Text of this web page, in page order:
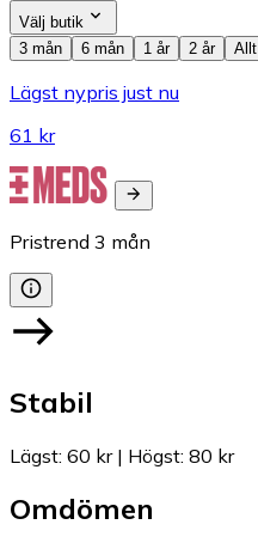
Välj butik
3 mån
6 mån 1 år 2 år Allt
Lägst nypris just nu
61 kr
Pristrend 3 mån
Stabil
Lägst: 60 kr| Högst: 80 kr
Omdömen